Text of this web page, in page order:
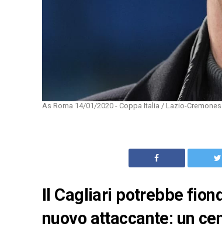
As Roma 14/01/2020 - Coppa Italia / Lazio-
Il Cagliari potrebbe
nuovo attaccante: un